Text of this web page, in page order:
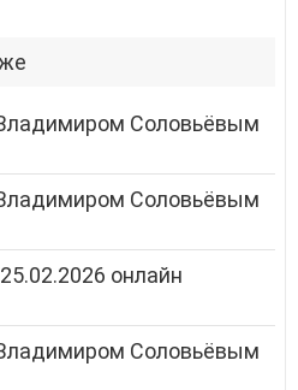
Соловьёвым
Соловьёвым
онлайн
Соловьёвым